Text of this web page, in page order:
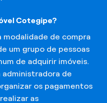
Cotegipe?
modalidade de compra
um grupo de pessoas
de adquirir imóveis.
administradora de
os pagamentos
as